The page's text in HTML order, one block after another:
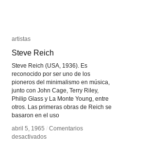
artistas
Steve Reich
Steve Reich (USA, 1936). Es
reconocido por ser uno de los
pioneros del minimalismo en música,
junto con John Cage, Terry Riley,
Philip Glass y La Monte Young, entre
otros. Las primeras obras de Reich se
basaron en el uso
abril 5, 1965 / Comentarios
desactivadosen
artistas
Steve Reich
abril 5, 1965 / Comentarios
desactivadosen